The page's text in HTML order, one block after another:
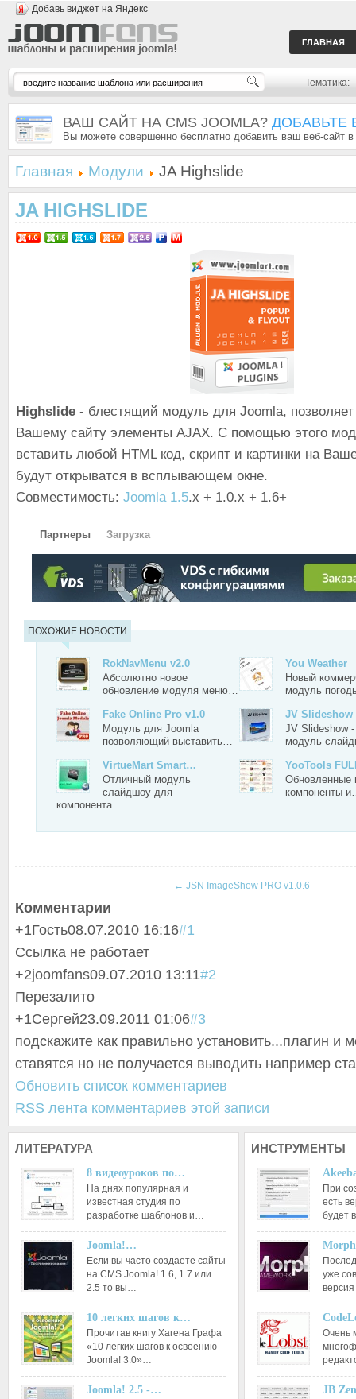
Добавь виджет на Яндекс
ГЛАВНАЯ
Тематика:
ВАШ САЙТ НА CMS JOOMLA? ДОБАВЬТЕ
Вы можете совершенно бесплатно добавить ваш веб-сайт
Главная Модули JA Highslide
JA HIGHSLIDE
Highslide - блестящий модуль для Joomla, позволяет
Вашему сайту элементы AJAX. С помощью этого
вставить любой HTML код, скрипт и картинки на
будут открыватся в всплывающем окне.
Совместимость: Joomla 1.5.x + 1.0.x + 1.6+
Партнеры Загрузка
СКАЧАТЬ ЗЕРКАЛО ЗЕРКАЛО №2
ПОХОЖИЕ НОВОСТИ
RokNavMenu v2.0
Абсолютно новое
обновление модуля меню…
You Weather
Новый
модуль
Fake Online Pro v1.0
Модуль для Joomla
позволяющий выставить…
JV Slideshow
JV Slideshow
модуль
VirtueMart Smart…
Отличный модуль
слайдшоу для
компонента…
YooTools
Обновленные
компоненты
← JSN ImageShow PRO v1.0.6
Комментарии
+1Гость08.07.2010 16:16#1
Ссылка не работает
+2joomfans09.07.2010 13:11#2
Перезалито
+1Сергей23.09.2011 01:06#3
подскажите как правильно установить...плагин и
ставятся но не получается выводить например
Обновить список комментариев
RSS лента комментариев этой записи
ЛИТЕРАТУРА
8 видеоуроков по…
На днях популярная и
известная студия по
разработке шаблонов и…
Joomla!…
Если вы часто создаете сайты
на CMS Joomla! 1.6, 1.7 или
2.5 то вы…
10 легких шагов к…
Прочитав книгу Хагена Графа
«10 легких шагов к освоению
Joomla! 3.0»…
Joomla! 2.5 -…
ИНСТРУМЕНТЫ
При
есть
будет
уже
Очень
JB